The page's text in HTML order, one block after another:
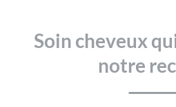
Soin cheveux
notre